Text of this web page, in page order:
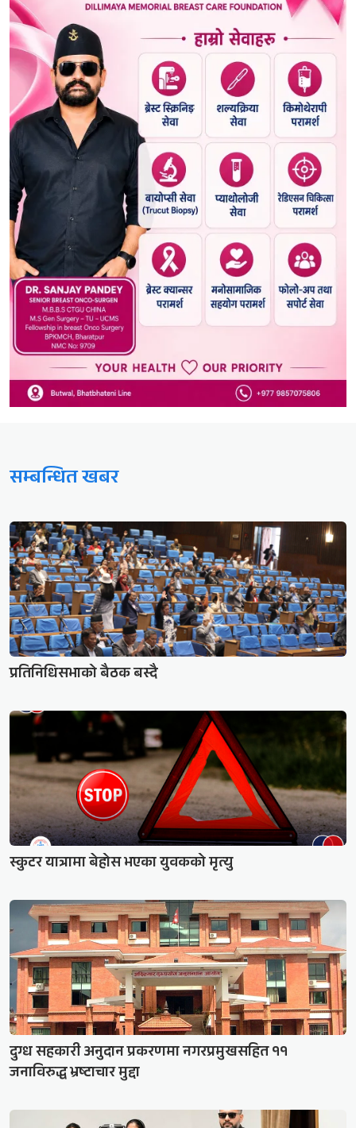
सम्बन्धित खबर
प्रतिनिधिसभाको बैठक बस्दै
स्कुटर यात्रामा बेहोस भएका युवकको मृत्यु
दुग्ध सहकारी अनुदान प्रकरणमा नगरप्रमुखसहित ११
जनाविरुद्ध भ्रष्टाचार मुद्दा